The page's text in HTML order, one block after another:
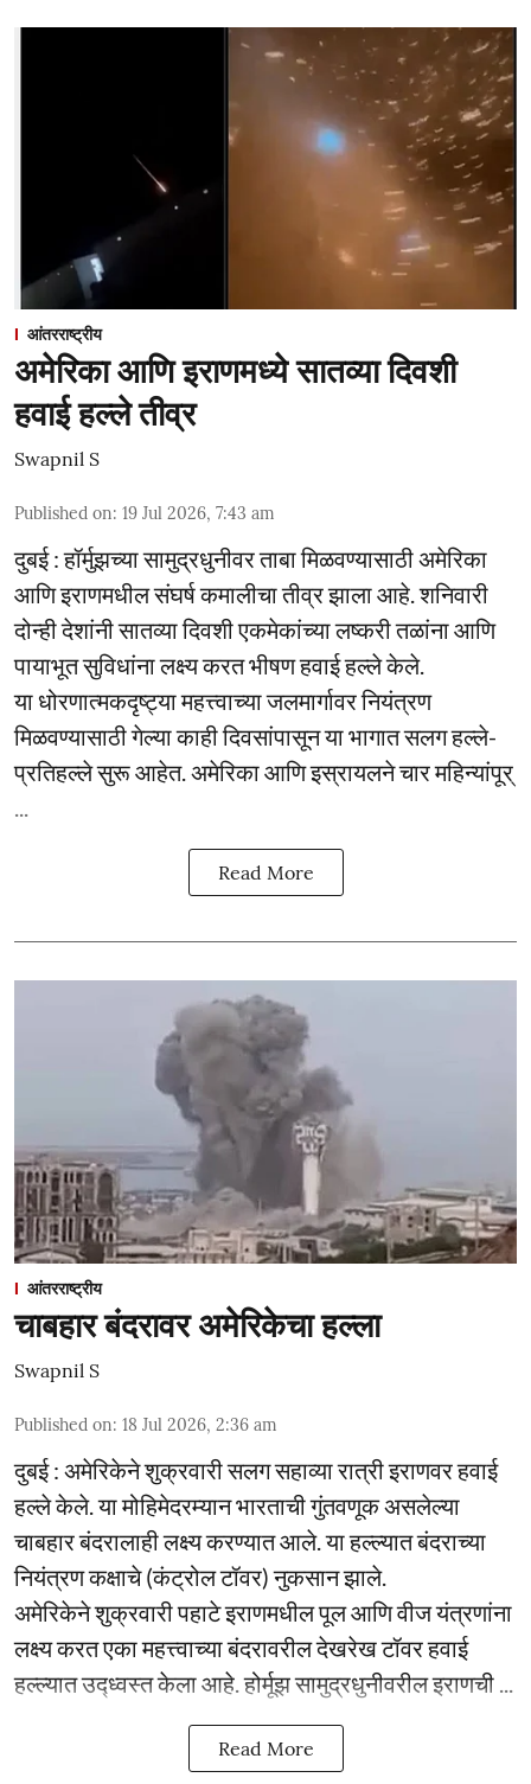
आंतरराष्ट्रीय
अमेरिका आणि इराणमध्ये सातव्या दिवशी
हवाई हल्ले तीव्र
Swapnil S
Published on: 19 Jul 2026, 7:43 am
दुबई : हॉर्मुझच्या सामुद्रधुनीवर ताबा मिळवण्यासाठी अमेरिका
आणि इराणमधील संघर्ष कमालीचा तीव्र झाला आहे. शनिवारी
दोन्ही देशांनी सातव्या दिवशी एकमेकांच्या लष्करी तळांना आणि
पायाभूत सुविधांना लक्ष्य करत भीषण हवाई हल्ले केले.
या धोरणात्मकदृष्ट्या महत्त्वाच्या जलमार्गावर नियंत्रण
मिळवण्यासाठी गेल्या काही दिवसांपासून या भागात सलग हल्ले-
प्रतिहल्ले सुरू आहेत. अमेरिका आणि इस्रायलने चार महिन्यांपूर्
...
Read More
आंतरराष्ट्रीय
चाबहार बंदरावर अमेरिकेचा हल्ला
Swapnil S
Published on: 18 Jul 2026, 2:36 am
दुबई : अमेरिकेने शुक्रवारी सलग सहाव्या रात्री इराणवर हवाई
हल्ले केले. या मोहिमेदरम्यान भारताची गुंतवणूक असलेल्या
चाबहार बंदरालाही लक्ष्य करण्यात आले. या हल्ल्यात बंदराच्या
नियंत्रण कक्षाचे (कंट्रोल टॉवर) नुकसान झाले.
अमेरिकेने शुक्रवारी पहाटे इराणमधील पूल आणि वीज यंत्रणांना
लक्ष्य करत एका महत्त्वाच्या बंदरावरील देखरेख टॉवर हवाई
हल्ल्यात उद्ध्वस्त केला आहे. होर्मूझ सामुद्रधुनीवरील इराणची ...
Read More